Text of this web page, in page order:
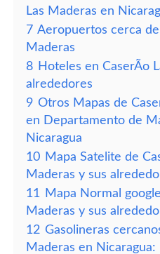
Las Maderas en
7 Aeropuertos cerca de
Maderas
8 Hoteles en CaserÃ­o
alrededores
9 Otros Mapas de
en Departamento de
Nicaragua
10 Mapa Satelite de
Maderas y sus
11
Mapa Normal
Maderas y sus
12 Gasolineras
Maderas en Nicaragua: